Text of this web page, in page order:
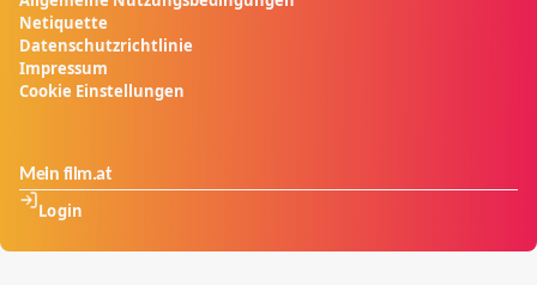
Netiquette
Datenschutzrichtlinie
Impressum
Cookie Einstellungen
Mein film.at
Login